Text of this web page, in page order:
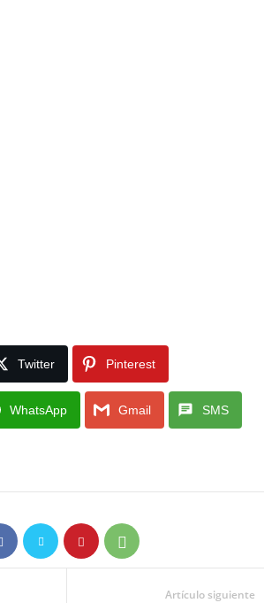
Twitter Pinterest
WhatsApp Gmail SMS
Artículo siguiente